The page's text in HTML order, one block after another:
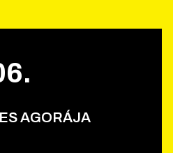
.
AGORÁJA